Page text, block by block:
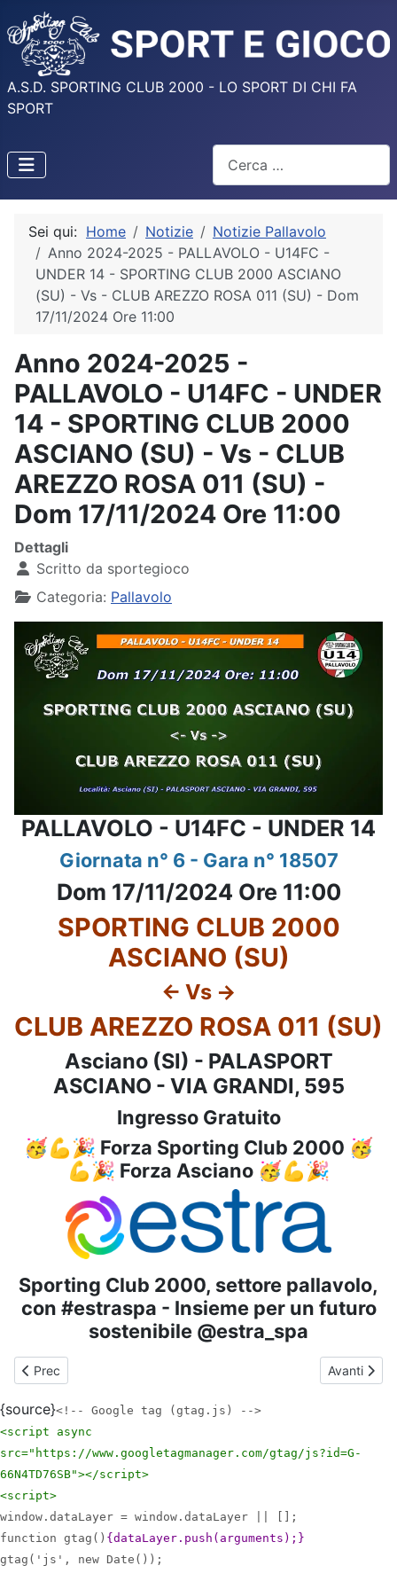
A.S.D. SPORTING CLUB 2000 - LO SPORT DI CHI FA
SPORT
Sei qui: Home Notizie
Notizie Pallavolo
Anno 2024-2025 - PALLAVOLO - U14FC -
UNDER 14 - SPORTING CLUB 2000 ASCIANO
(SU) - Vs - CLUB AREZZO ROSA 011 (SU) - Dom
17/11/2024 Ore 11:00
Anno 2024-2025 -
PALLAVOLO - U14FC - UNDER
14 - SPORTING CLUB 2000
ASCIANO (SU) - Vs - CLUB
AREZZO ROSA 011 (SU) -
Dom 17/11/2024 Ore 11:00
Dettagli
Scritto da sportegioco
Categoria: Pallavolo
PALLAVOLO - U14FC - UNDER 14
Giornata n° 6 - Gara n° 18507
Dom 17/11/2024 Ore 11:00
SPORTING CLUB 2000
ASCIANO (SU)
<- Vs ->
CLUB AREZZO ROSA 011 (SU)
Asciano (SI) - PALASPORT
ASCIANO - VIA GRANDI, 595
Ingresso Gratuito
🥳💪🎉 Forza Sporting Club 2000 🥳
💪🎉 Forza Asciano 🥳💪🎉
Sporting Club 2000, settore pallavolo,
con #estraspa - Insieme per un futuro
sostenibile @estra_spa
Articolo precedente: Anno 2024-2025 - PALLAVOLO - U14FC -
Prec Articolo
Avanti
{source}<!-- Google tag (gtag.js) -->
<script async
src="https://www.googletagmanager.com/gtag/js?id=G-
66N4TD76SB"></script>
<script>
window.dataLayer = window.dataLayer || [];
function gtag() {dataLayer.push(arguments);}
gtag('js', new Date());